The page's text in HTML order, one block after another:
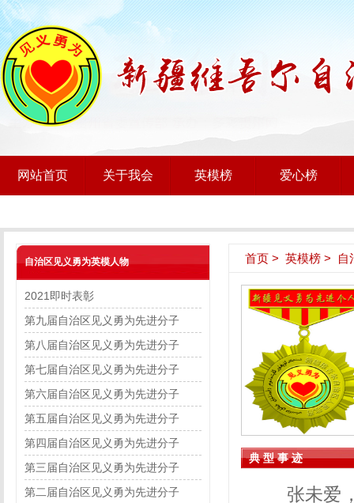
网站首页 关于我会 英模榜 爱心榜
自治区见义勇为英模人物
2021即时表彰
第九届自治区见义勇为先进分子
第八届自治区见义勇为先进分子
第七届自治区见义勇为先进分子
第六届自治区见义勇为先进分子
第五届自治区见义勇为先进分子
第四届自治区见义勇为先进分子
第三届自治区见义勇为先进分子
第二届自治区见义勇为先进分子
首页 > 英模榜 > 自
典 型 事 迹
张未爱